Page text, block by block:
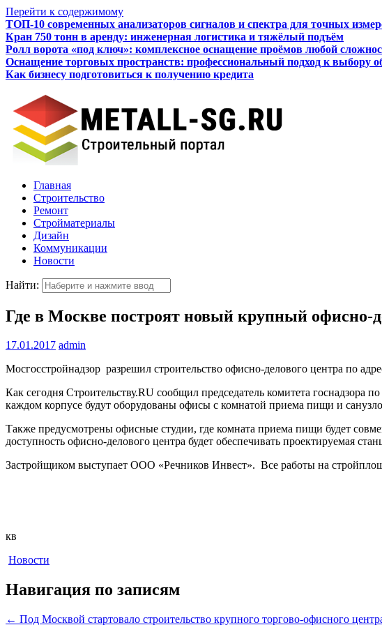
Перейти к содержимому
ТОП-10 современных анализаторов сигналов и спектра для точных
Кран 750 тонн в аренду: инженерная логистика и тяжёлый подъём
Ролл ворота «под ключ»: комплексное оснащение проёмов любой
Оснащение торговых пространств: профессиональный подход к выбору
Как бизнесу подготовиться к получению кредита
Главная
Строительство
Ремонт
Стройматериалы
Дизайн
Коммуникации
Новости
Найти:
Где в Москве построят новый крупный офисно-
17.01.2017 admin
Мосгосстройнадзор разрешил строительство офисно-делового центра по
Как сегодня Строительству.RU сообщил председатель комитета
каждом корпусе будут оборудованы офисы с комнатой приема пищи и
Также предусмотрены офисные студии, где комната приема пищи будет
доступность офисно-делового центра будет обеспечивать проектируемая
Застройщиком выступает ООО «Речников Инвест». Все работы на
кв
Новости
Навигация по записям
← Под Москвой стартовало строительство крупного торгово-офисного